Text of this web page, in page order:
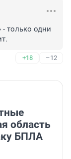
- только одни
+18 –12
область
БПЛА